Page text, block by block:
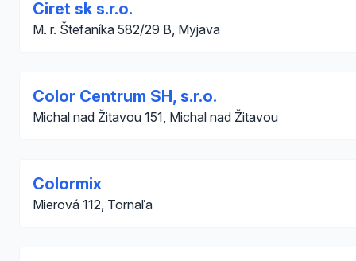
Ciret sk s.r.o.
M. r. Štefaníka 582/29 B, Myjava
Color Centrum SH, s.r.o.
Michal nad Žitavou 151, Michal nad Žitavou
Colormix
Mierová 112, Tornaľa